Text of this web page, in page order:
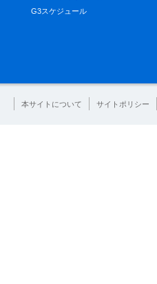
G3スケジュール
本サイトについて サイトポリシー